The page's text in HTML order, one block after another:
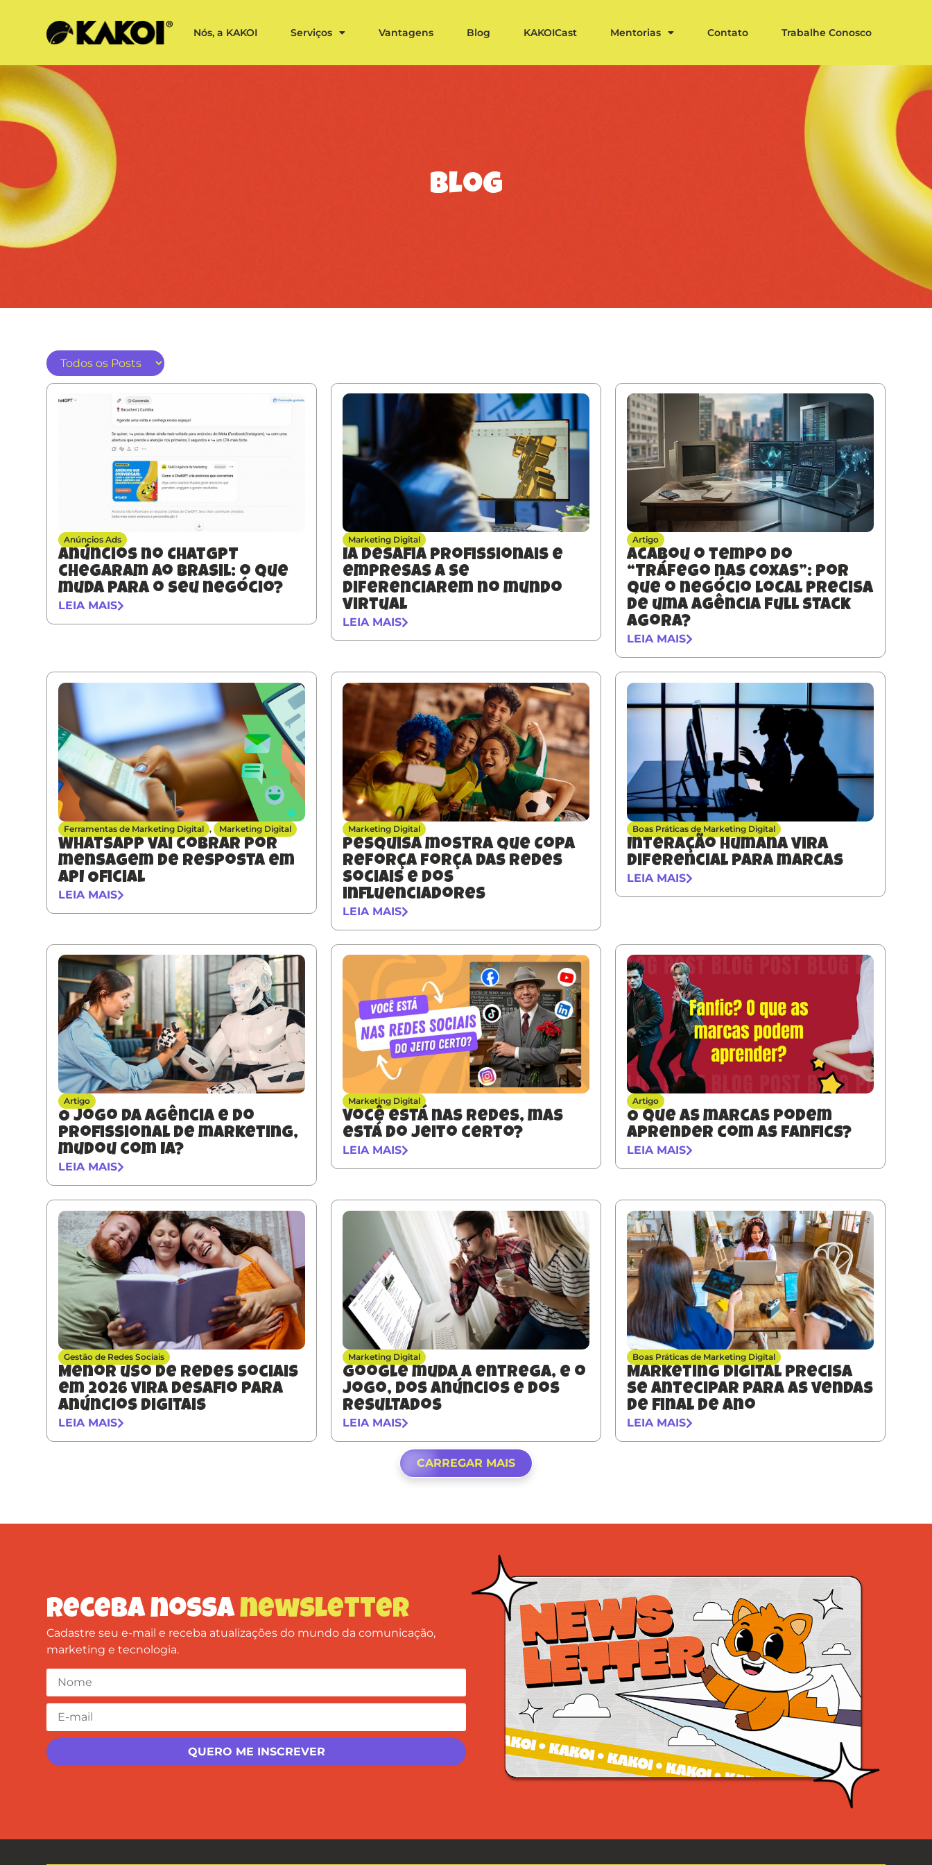
Nós, a KAKOI Serviços Vantagens Blog KAKOICast Mentorias Contato Trabalhe Conosco
blog
Anúncios Ads
Anúncios no ChatGPT
chegaram ao Brasil: o que
muda para o seu negócio?
LEIA MAIS
Marketing Digital
IA desafia profissionais e
empresas a se
diferenciarem no mundo
virtual
LEIA MAIS
Artigo
Acabou o tempo do
“Tráfego nas Coxas”: Por
que o negócio local precisa
de uma agência full stack
agora?
LEIA MAIS
Ferramentas de Marketing Digital , Marketing Digital
Whatsapp vai cobrar por
mensagem de resposta em
API Oficial
LEIA MAIS
Marketing Digital
Pesquisa mostra que Copa
reforça força das redes
sociais e dos
influenciadores
LEIA MAIS
Boas Práticas de Marketing Digital
Interação humana vira
diferencial para marcas
LEIA MAIS
Artigo
O jogo da agência e do
profissional de marketing,
mudou com IA?
LEIA MAIS
Marketing Digital
Você está nas redes, mas
está do jeito certo?
LEIA MAIS
Artigo
O que as marcas podem
aprender com as fanfics?
LEIA MAIS
Gestão de Redes Sociais
Menor uso de redes sociais
em 2026 vira desafio para
anúncios digitais
LEIA MAIS
Marketing Digital
Google muda a entrega, e o
jogo, dos anúncios e dos
resultados
LEIA MAIS
Boas Práticas de Marketing Digital
Marketing digital precisa
se antecipar para as vendas
de final de ano
LEIA MAIS
CARREGAR MAIS
Receba nossanewsletter
Cadastre seu e-mail e receba atualizações do mundo da comunicação,
marketing e tecnologia.